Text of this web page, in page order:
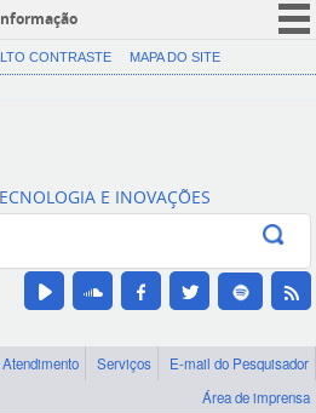
CORONAVÍRUS (COVID-19)
Canais
CONTRASTE MAPA DO SITE
E INOVAÇÕES
Serviços
E-mail do Pesquisador
Área de imprensa